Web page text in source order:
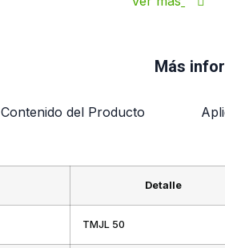
Más
Contenido del Producto
Detalle
TMJL 50